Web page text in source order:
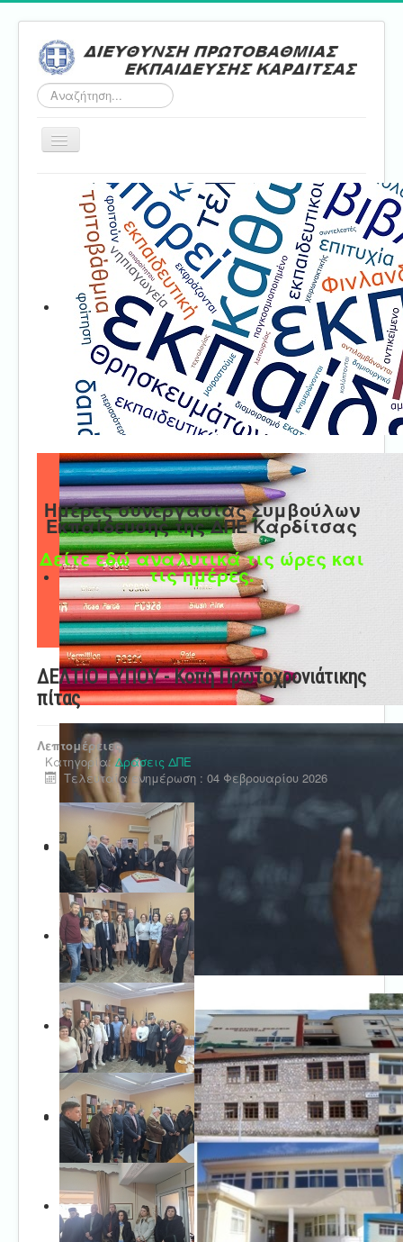
Αναζήτηση...
Εναλλαγή
Αρχική
Τμήμα Α'
Τμήμα Β'
Τμήμα Γ'
Τμήμα Δ'
Τμήμα E'
Επικοινωνία
Ημέρες συνεργασίας Συμβούλων
Εκπαίδευσης της ΔΠΕ Καρδίτσας
Δείτε εδώ αναλυτικά τις ώρες και
τις ημέρες.
ΔΕΛΤΙΟ ΤΥΠΟΥ - Κοπή Πρωτοχρονιάτικης
πίτας
Λεπτομέρειες
Κατηγορία: Δράσεις ΔΠΕ
Τελευταία ενημέρωση : 04 Φεβρουαρίου 2026